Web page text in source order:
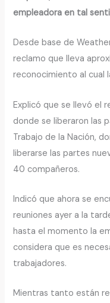
empleadora en tal
Desde base de
reclamo que lleva
reconocimiento al cual
Explicó que se llevó el
donde se liberaron las
Trabajo de la Nación,
liberarse las partes
40 compañeros.
Indicó que ahora se
reuniones ayer a la
hasta el momento la
considera que es
trabajadores.
Mientras tanto están